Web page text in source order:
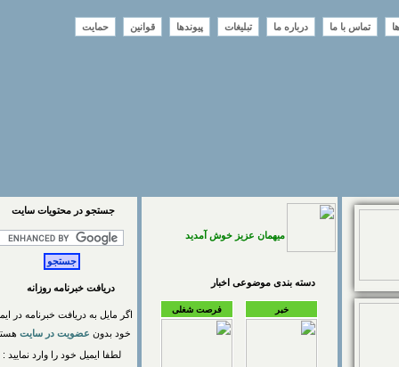
تماس با ما درباره ما تبلیغات پیوندها قوانین حمایت
میهمان عزیز خوش آمدید
دسته بندی موضوعی اخبار
فرصت شغلی
جستجو در محتويات سايت
دریافت خبرنامه روزانه
اگر مایل به دریافت خبرنامه در ایمیل
خود بدونعضویت در سایتهستید
لطفا ایمیل خود را وارد نمایید :